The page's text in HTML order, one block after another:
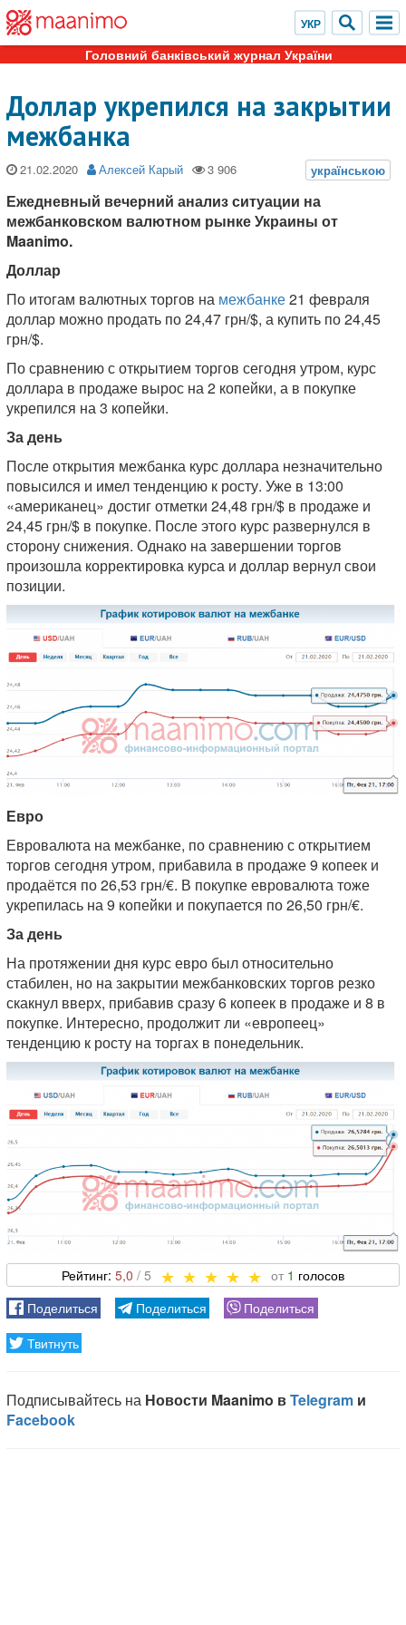
Головний банківський журнал України
Доллар укрепился на закрытии
межбанка
21.02.2020 Алексей Карый
Ежедневный вечерний анализ ситуации на
межбанковском валютном рынке Украины от
Maanimo.
Доллар
По итогам валютных торгов на межбанке21 февраля
доллар можно продать по 24,47 грн/$, а купить по 24,45
грн/$.
По сравнению с открытием торгов сегодня утром, курс
доллара в продаже вырос на 2 копейки, а в покупке
укрепился на 3 копейки.
За день
После открытия межбанка курс доллара незначительно
повысился и имел тенденцию к росту. Уже в 13:00
«американец» достиг отметки 24,48 грн/$ в продаже и
24,45 грн/$ в покупке. После этого курс развернулся в
сторону снижения. Однако на завершении торгов
произошла корректировка курса и доллар вернул свои
позиции.
Евро
Евровалюта на межбанке, по сравнению с открытием
торгов сегодня утром, прибавила в продаже 9 копеек и
продаётся по 26,53 грн/€. В покупке евровалюта тоже
укрепилась на 9 копейки и покупается по 26,50 грн/€.
За день
На протяжении дня курс евро был относительно
стабилен, но на закрытии межбанковских торгов резко
скакнул вверх, прибавив сразу 6 копеек в продаже и 8 в
покупке. Интересно, продолжит ли «европеец»
тенденцию к росту на торгах в понедельник.
5,0 1